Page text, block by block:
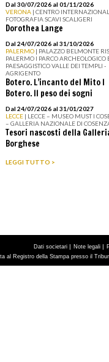
Dal 30/07/2026 al 01/11/2026
VERONA | CENTRO
FOTOGRAFIA SCAVI SCALIGERI
Dorothea Lange
Dal 24/07/2026 al 31/10/2026
PALERMO | PALAZZO BELMONTE
PALERMO I PARCO ARCHEOLOGICO
PAESAGGISTICO VALLE DEI TEMPLI -
AGRIGENTO
Botero. L’incanto del Mito I
Botero. Il peso dei sogni
Dal 24/07/2026 al 31/01/2027
LECCE | LECCE – MUSEO MUST I
– GALLERIA NAZIONALE DI
Tesori nascosti della
Borghese
LEGGI TUTTO >
Dati societari | Note legali |
al Registro della Stampa presso il